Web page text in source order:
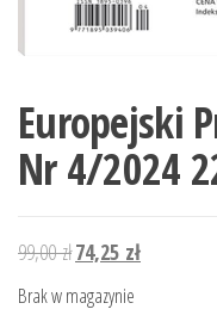
Europejski
Nr 4/2024
99,00złPierwotna
wynosiła:
74,25 złAktualna
Brak w magazynie